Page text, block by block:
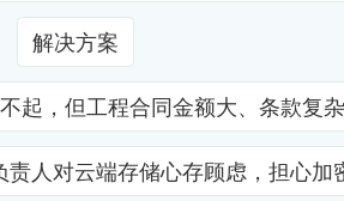
解决方案
，但工程合同金额大、条款
对云端存储心存顾虑，担